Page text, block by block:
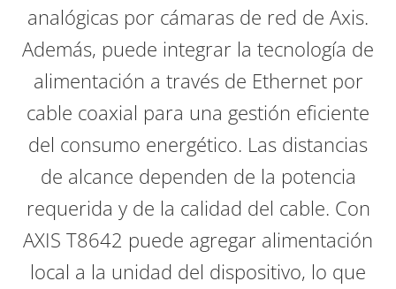
analógicas por cámaras de red de Axis.
Además, puede integrar la tecnología de
alimentación a través de Ethernet por
cable coaxial para una gestión eficiente
del consumo energético. Las distancias
de alcance dependen de la potencia
requerida y de la calidad del cable. Con
AXIS T8642 puede agregar alimentación
local a la unidad del dispositivo, lo que